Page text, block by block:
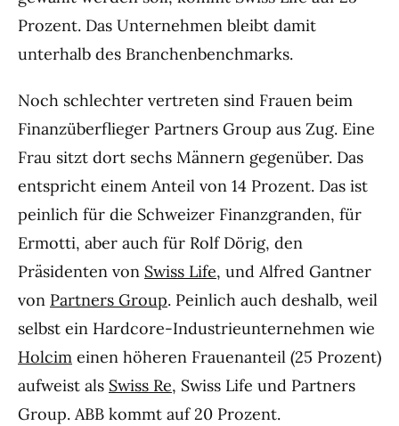
Prozent. Das Unternehmen bleibt damit
unterhalb des Branchenbenchmarks.
Noch schlechter vertreten sind Frauen beim
Finanzüberflieger Partners Group aus Zug. Eine
Frau sitzt dort sechs Männern gegenüber. Das
entspricht einem Anteil von 14 Prozent. Das ist
peinlich für die Schweizer Finanzgranden, für
Ermotti, aber auch für Rolf Dörig, den
Präsidenten von Swiss Life, und Alfred Gantner
von Partners Group. Peinlich auch deshalb, weil
selbst ein Hardcore-Industrieunternehmen wie
Holcim einen höheren Frauenanteil (25 Prozent)
aufweist als Swiss Re, Swiss Life und Partners
Group. ABB kommt auf 20 Prozent.